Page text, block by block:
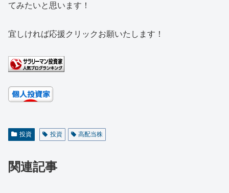
てみたいと思います！
宜しければ応援クリックお願いたします！
投資 投資 高配当株
関連記事